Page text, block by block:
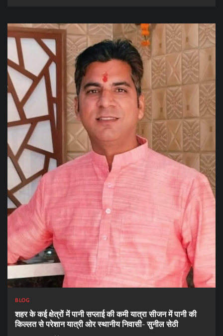
BLOG
शहर के कई क्षेत्रों में पानी सप्लाई की कमी यात्रा सीजन में पानी की
किल्लत से परेशान यात्री ओर स्थानीय निवासी- सुनील सेठी